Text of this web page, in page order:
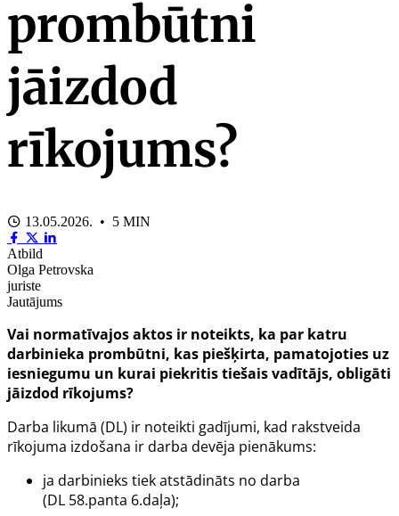
prombūtni
jāizdod
rīkojums?
13.05.2026. • 5 MIN
Atbild
Olga Petrovska
juriste
Jautājums
Vai normatīvajos aktos ir noteikts, ka par katru
darbinieka prombūtni, kas piešķirta, pamatojoties uz
iesniegumu un kurai piekritis tiešais vadītājs, obligāti
jāizdod rīkojums?
Darba likumā (DL) ir noteikti gadījumi, kad rakstveida
rīkojuma izdošana ir darba devēja pienākums:
ja darbinieks tiek atstādināts no darba
(DL 58.panta 6.daļa);